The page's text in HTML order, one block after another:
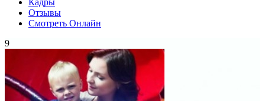
Кадры
Отзывы
Смотреть Онлайн
9